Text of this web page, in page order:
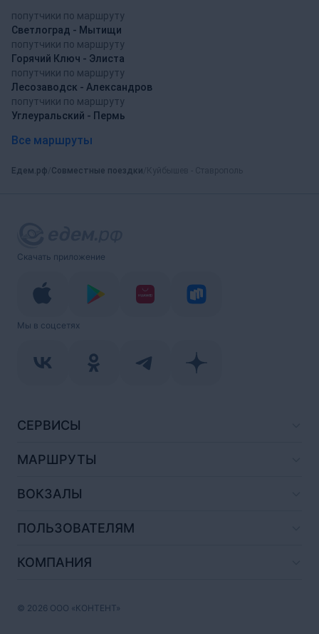
попутчики по маршруту
Светлоград - Мытищи
попутчики по маршруту
Горячий Ключ - Элиста
попутчики по маршруту
Лесозаводск - Александров
попутчики по маршруту
Углеуральский - Пермь
Все маршруты
Едем.рф Совместные поездки
Скачать приложение
Мы в соцсетях
© 2026 ООО «КОНТЕНТ»
СЕРВИСЫ
МАРШРУТЫ
ВОКЗАЛЫ
ПОЛЬЗОВАТЕЛЯМ
КОМПАНИЯ